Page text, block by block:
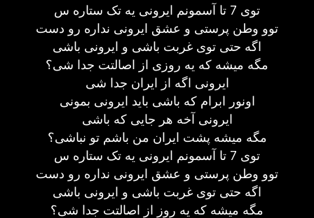
توی 7 تا آسمونم ایرونی یه تک ستاره س
توو وطن پرستی و عشق ایرونی نداره رو دست
اگه حتی توی غربت باشی و ایرونی باشی
مگه میشه که یه روزی از اصالتت جدا شی؟
ایرونی اگه از ایران جدا شی
اونور ابرام که باشی باید ایرونی بمونی
ایرونی آخه هر جایی که باشی
مگه میشه پشت ایران من باشم تو نباشی؟
توی 7 تا آسمونم ایرونی یه تک ستاره س
توو وطن پرستی و عشق ایرونی نداره رو دست
اگه حتی توی غربت باشی و ایرونی باشی
مگه میشه که یه روز از اصالتت جدا شی؟